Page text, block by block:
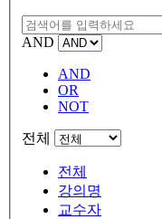
AND
AND
OR
NOT
전체
전체
강의명
교수자